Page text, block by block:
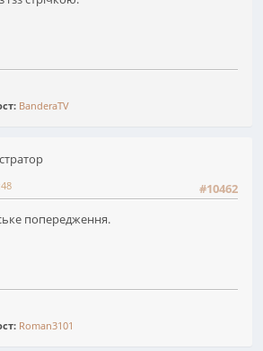
BanderaTV
#10462
попередження.
Roman3101